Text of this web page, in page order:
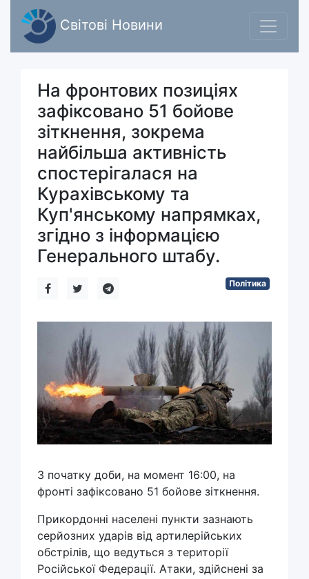
Світові Новини
На фронтових позиціях
зафіксовано 51 бойове
зіткнення, зокрема
найбільша активність
спостерігалася на
Курахівському та
Куп'янському напрямках,
згідно з інформацією
Генерального штабу.
Політика
З початку доби, на момент 16:00, на
фронті зафіксовано 51 бойове зіткнення.
Прикордонні населені пункти зазнають
серйозних ударів від артилерійських
обстрілів, що ведуться з території
Російської Федерації. Атаки, здійснені за